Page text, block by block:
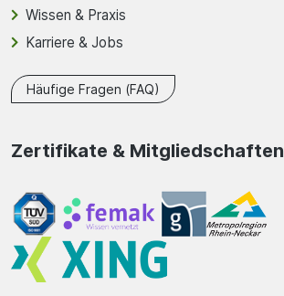
Wissen & Praxis
Karriere & Jobs
Häufige Fragen (FAQ)
Zertifikate & Mitgliedschaften